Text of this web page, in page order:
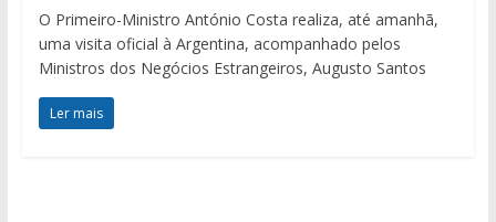
O Primeiro-Ministro António Costa realiza, até amanhã,
uma visita oficial à Argentina, acompanhado pelos
Ministros dos Negócios Estrangeiros, Augusto Santos
Ler mais